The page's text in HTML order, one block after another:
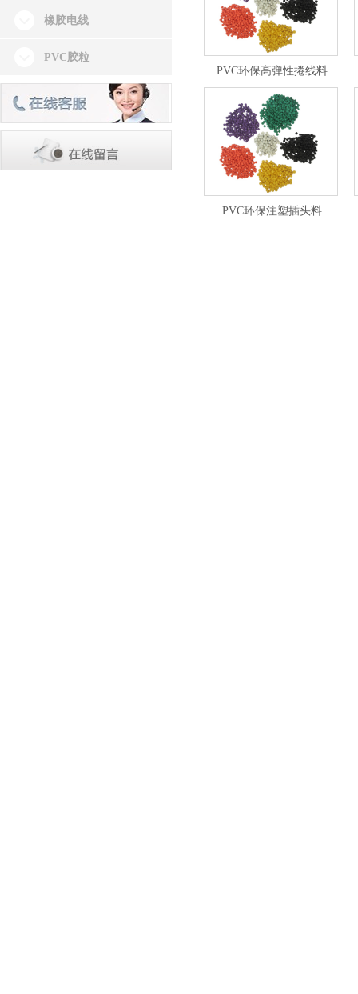
橡胶电线
PVC胶粒
PVC环保高弹性捲线料
PVC环保注塑插头料